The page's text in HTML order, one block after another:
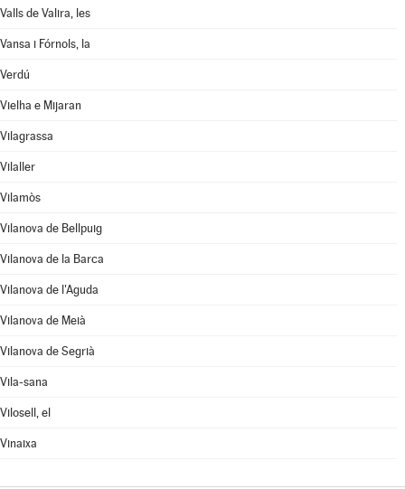
Valls de Valira, les
Vansa i Fórnols, la
Verdú
Vielha e Mijaran
Vilagrassa
Vilaller
Vilamòs
Vilanova de Bellpuig
Vilanova de la Barca
Vilanova de l'Aguda
Vilanova de Meià
Vilanova de Segrià
Vila-sana
Vilosell, el
Vinaixa